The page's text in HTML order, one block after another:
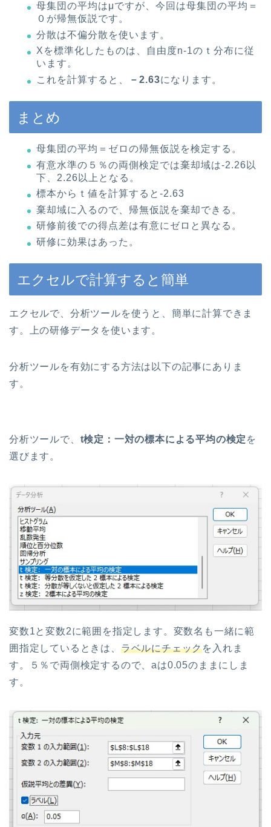
母集団の平均はμですが、今回は母集団の平均＝
０が帰無仮説です。
分散は不偏分散を使います。
Xを標準化したものは、自由度n-1のｔ分布に従
います。
これを計算すると、
－2.63になります。
まとめ
母集団の平均＝ゼロの帰無仮説を検定する。
有意水準の５％の両側検定では棄却域は-2.26以
下、2.26以上となる。
標本からｔ値を計算すると-2.63
棄却域に入るので、帰無仮説を棄却できる。
研修前後での得点差は有意にゼロと異なる。
研修に効果はあった。
エクセルで計算すると簡単
エクセルで、分析ツールを使うと、簡単に計算できま
す。上の研修データを使います。
分析ツールを有効にする方法は以下の記事にありま
す。
分析ツールで、 t検定：一対の標本による平均の検定 を
選びます。
変数1と変数2に範囲を指定します。変数名も一緒に範
囲指定しているときは、 ラベルにチェックを入れま
す。５％で両側検定するので、aは0.05のままにしま
す。